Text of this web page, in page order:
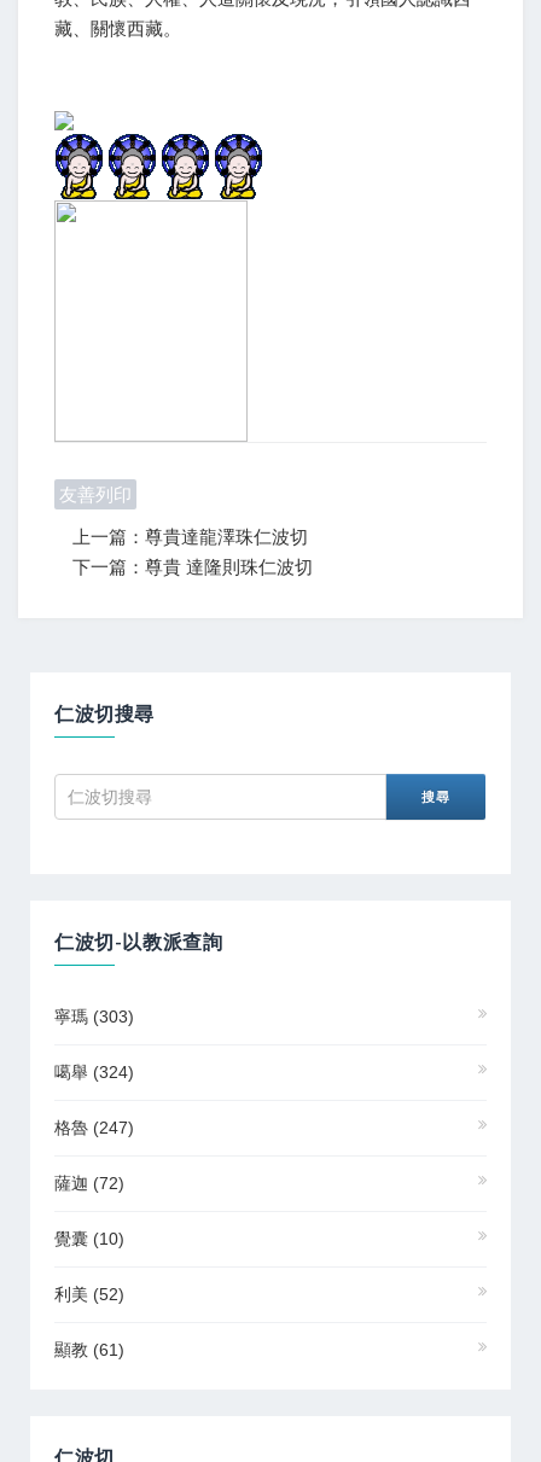
藏、關懷西藏。
友善列印
上一篇：尊貴達龍澤珠仁波切
下一篇：尊貴 達隆則珠仁波切
仁波切搜尋
仁波切-以教派查詢
寧瑪 (303)
噶舉 (324)
格魯 (247)
薩迦 (72)
覺囊 (10)
利美 (52)
顯教 (61)
仁波切